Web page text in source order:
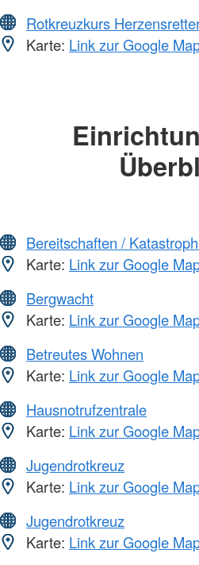
Rotkreuzkurs
Karte: Link zur Google
Bereitschaften /
Karte: Link zur Google
Bergwacht
Karte: Link zur Google
Betreutes Wohnen
Karte: Link zur Google
Hausnotrufzentrale
Karte: Link zur Google
Jugendrotkreuz
Karte: Link zur Google
Jugendrotkreuz
Karte: Link zur Google